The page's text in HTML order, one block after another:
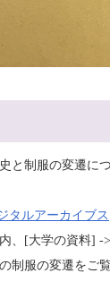
と制服の変遷に
タルアーカイブス
、[大学の資料]
制服の変遷をご